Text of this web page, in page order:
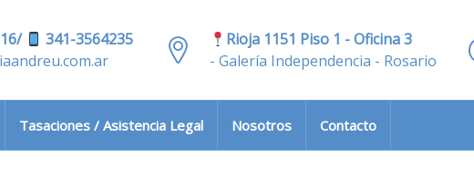
341-3564235
Rioja 1151 Piso 1 - Oficina 3
- Galería Independencia - Rosario
Tasaciones / Asistencia Legal Nosotros Contacto